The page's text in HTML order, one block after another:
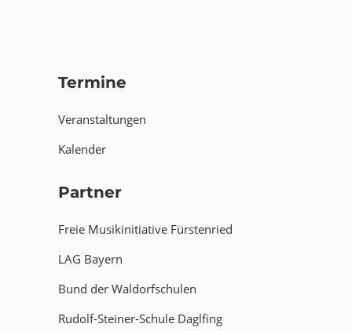
Termine
Veranstaltungen
Kalender
Partner
Freie Musikinitiative Fürstenried
LAG Bayern
Bund der Waldorfschulen
Rudolf-Steiner-Schule Daglfing